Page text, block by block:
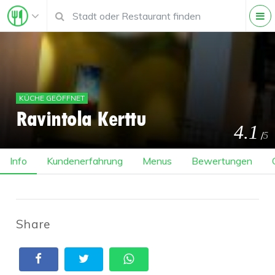
KÜCHE GEÖFFNET
Ravintola Kerttu 4.1 /5
Info Kundenerfahrung Menus Bewertungen
Share